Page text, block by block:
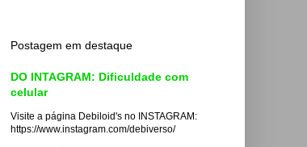
Postagem em destaque
DO INTAGRAM: Dificuldade com
celular
Visite a página Debiloid's no INSTAGRAM:
https://www.instagram.com/debiverso/